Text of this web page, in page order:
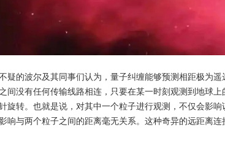
疑的波尔及其同事们认为，量子纠缠能够预测相距极为
间没有任何传输线路相连，只要在某一时刻观测到地球
旋转。也就是说，对其中一个粒子进行观测，不仅会影
响与两个粒子之间的距离毫无关系。这种奇异的远距离